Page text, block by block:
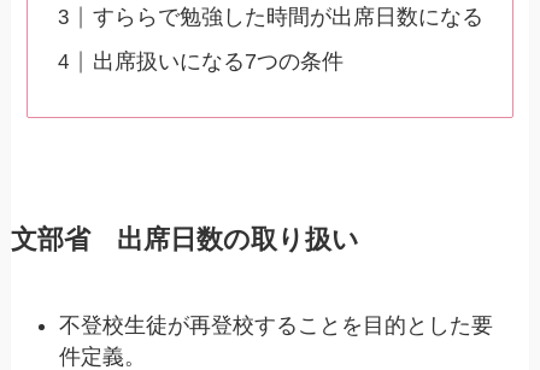
すららで勉強した時間が出席日数になる
出席扱いになる7つの条件
文部省 出席日数の取り扱い
不登校生徒が再登校することを目的とした要
件定義。